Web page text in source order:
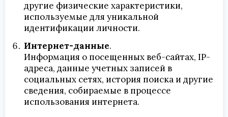
другие физические характеристики,
используемые для уникальной
идентификации личности.
Интернет-данные.
Информация о посещенных веб-сайтах, IP-
адреса, данные учетных записей в
социальных сетях, история поиска и другие
сведения, собираемые в процессе
использования интернета.